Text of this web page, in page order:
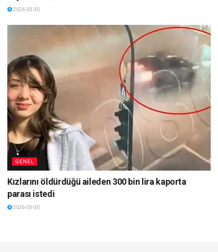
2026-03-30
GENEL
Kızlarını öldürdüğü aileden 300 bin lira kaporta
parası istedi
2026-03-30